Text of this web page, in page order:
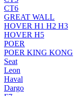
CT6
GREAT WALL
HOVER H1 H2 H3
HOVER H5
POER
POER KING KONG
Seat
Leon
Haval
Dargo